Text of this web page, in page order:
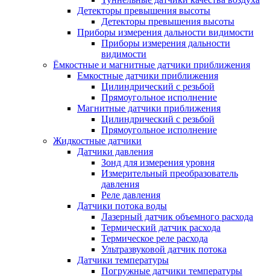
Детекторы превышения высоты
Детекторы превышения высоты
Приборы измерения дальности видимости
Приборы измерения дальности
видимости
Ёмкостные и магнитные датчики приближения
Емкостные датчики приближения
Цилиндрический с резьбой
Прямоугольное исполнение
Магнитные датчики приближения
Цилиндрический с резьбой
Прямоугольное исполнение
Жидкостные датчики
Датчики давления
Зонд для измерения уровня
Измерительный преобразователь
давления
Реле давления
Датчики потока воды
Лазерный датчик объемного расхода
Термический датчик расхода
Термическое реле расхода
Ультразвуковой датчик потока
Датчики температуры
Погружные датчики температуры